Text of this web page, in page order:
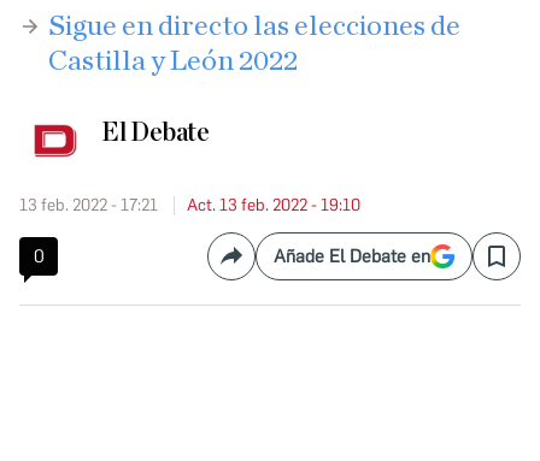
Sigue en directo las elecciones de
Castilla y León 2022
El Debate
13 feb. 2022 - 17:21 Act. 13 feb. 2022 - 19:10
0 CompartirAñade El Debate en Save